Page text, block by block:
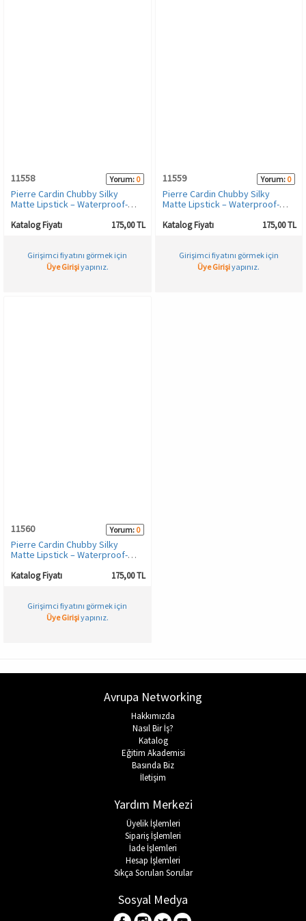
11558 Yorum: 0
Pierre Cardin Chubby Silky
Matte Lipstick – Waterproof-
Ruj-Coffee Plum-614
Katalog Fiyatı 175,00 TL
Girişimci fiyatını görmek için
Üye Girişiyapınız.
11559 Yorum: 0
Pierre Cardin Chubby Silky
Matte Lipstick – Waterproof-
Ruj-Soft Beige-615
Katalog Fiyatı 175,00 TL
Girişimci fiyatını görmek için
Üye Girişiyapınız.
11560 Yorum: 0
Pierre Cardin Chubby Silky
Matte Lipstick – Waterproof-
Ruj-Nude Latte-616
Katalog Fiyatı 175,00 TL
Girişimci fiyatını görmek için
Üye Girişiyapınız.
Avrupa Networking
Hakkımızda
Nasıl Bir İş?
Katalog
Eğitim Akademisi
Basında Biz
İletişim
Yardım Merkezi
Üyelik İşlemleri
Sipariş İşlemleri
İade İşlemleri
Hesap İşlemleri
Sıkça Sorulan Sorular
Sosyal Medya